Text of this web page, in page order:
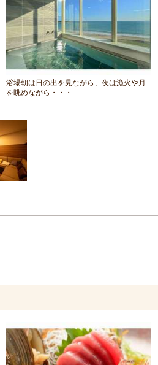
浴場朝は日の出を見ながら、夜は漁火や月
を眺めながら・・・